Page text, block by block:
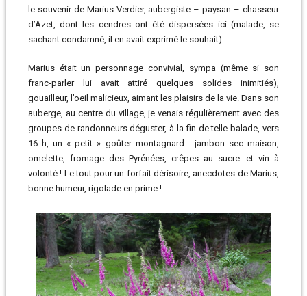
le souvenir de Marius Verdier, aubergiste – paysan – chasseur
d’Azet, dont les cendres ont été dispersées ici (malade, se
sachant condamné, il en avait exprimé le souhait).
Marius était un personnage convivial, sympa (même si son
franc-parler lui avait attiré quelques solides inimitiés),
gouailleur, l’oeil malicieux, aimant les plaisirs de la vie. Dans son
auberge, au centre du village, je venais régulièrement avec des
groupes de randonneurs déguster, à la fin de telle balade, vers
16 h, un « petit » goûter montagnard : jambon sec maison,
omelette, fromage des Pyrénées, crêpes au sucre…et vin à
volonté ! Le tout pour un forfait dérisoire, anecdotes de Marius,
bonne humeur, rigolade en prime !